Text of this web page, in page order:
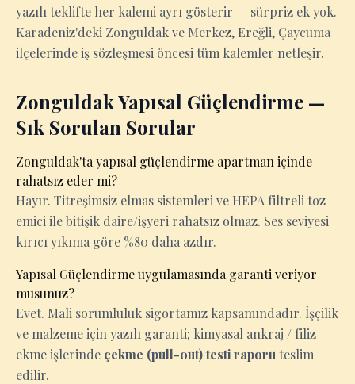
yazılı teklifte her kalemi ayrı gösterir — sürpriz ek yok.
Karadeniz'deki Zonguldak ve Merkez, Ereğli, Çaycuma
ilçelerinde iş sözleşmesi öncesi tüm kalemler netleşir.
Zonguldak Yapısal Güçlendirme —
Sık Sorulan Sorular
Zonguldak'ta yapısal güçlendirme apartman içinde
rahatsız eder mi?
Hayır. Titreşimsiz elmas sistemleri ve HEPA filtreli toz
emici ile bitişik daire/işyeri rahatsız olmaz. Ses seviyesi
kırıcı yıkıma göre %80 daha azdır.
Yapısal Güçlendirme uygulamasında garanti veriyor
musunuz?
Evet. Mali sorumluluk sigortamız kapsamındadır. İşçilik
ve malzeme için yazılı garanti; kimyasal ankraj / filiz
ekme işlerinde çekme (pull-out) testi raporu teslim
edilir.